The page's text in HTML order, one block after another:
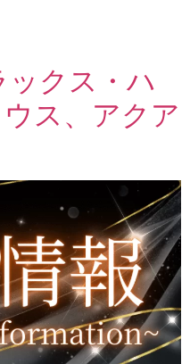
ックス・ハ
ス、アクア